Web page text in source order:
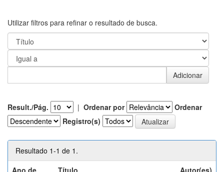
Utilizar filtros para refinar o resultado de busca.
Result./Pág. | Ordenar por
Ordenar
Registro(s)
Resultado 1-1 de 1.
Ano de
Título Autor(es)